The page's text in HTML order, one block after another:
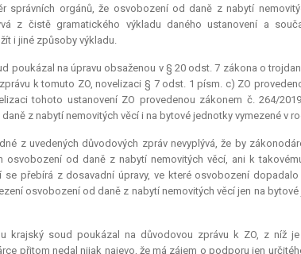
správních orgánů, že osvobození od daně z nabytí
z čistě gramatického výkladu daného ustanovení a
i jiné způsoby výkladu.
poukázal na úpravu obsaženou v § 20 odst. 7 zákona o
k tomuto ZO, novelizaci § 7 odst. 1 písm. c) ZO
tohoto ustanovení ZO provedenou zákonem č. 264/
z nabytí nemovitých věcí i na bytové jednotky vymezené v
z uvedených důvodových zpráv nevyplývá, že by
osvobození od daně z nabytí nemovitých věcí, ani k
se přebírá z dosavadní úpravy, ve které osvobození
osvobození od daně z nabytí nemovitých věcí jen na
krajský soud poukázal na důvodovou zprávu k ZO, z níž
přitom nedal nijak najevo, že má zájem o podporu jen